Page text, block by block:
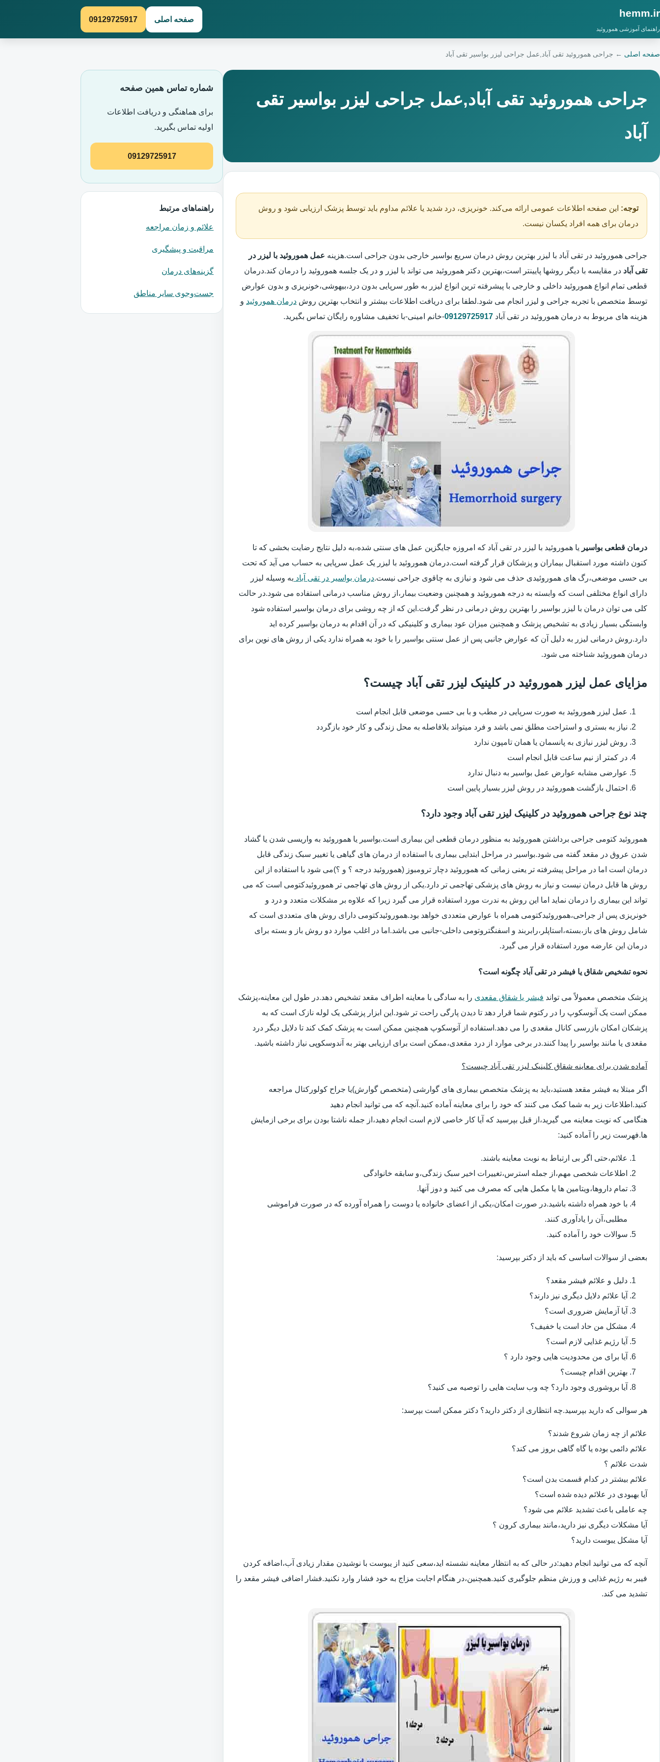
hemm.ir
راهنمای آموزشی هموروئید
صفحه اصلی 09129725917
صفحه اصلی ← جراحی هموروئید تقی آباد,عمل جراحی لیزر بواسیر تقی آباد
جراحی هموروئید تقی آباد,عمل جراحی لیزر بواسیر تقی
آباد
توجه: این صفحه اطلاعات عمومی ارائه می‌کند. خونریزی، درد شدید یا علائم مداوم باید توسط پزشک ارزیابی شود و روش
درمان برای همه افراد یکسان نیست.
جراحی هموروئید در تقی آباد با لیزر بهترین روش درمان سریع بواسیر خارجی بدون جراحی است.هزینه عمل هموروئید با لیزر در
تقی آباد در مقایسه با دیگر روشها پایینتر است،بهترین دکتر هموروئید می تواند با لیزر و در یک جلسه هموروئید را درمان کند.درمان
قطعی تمام انواع هموروئید داخلی و خارجی با پیشرفته ترین انواع لیزر به طور سرپایی بدون درد،بیهوشی،خونریزی و بدون عوارض
توسط متخصص با تجربه جراحی و لیزر انجام می شود.لطفا برای دریافت اطلاعات بیشتر و انتخاب بهترین روش درمان هموروئید و
هزینه های مربوط به درمان هموروئید در تقی آباد 09129725917-خانم امینی-با تخفیف مشاوره رایگان تماس بگیرید.
درمان قطعی بواسیر یا هموروئید با لیزر در تقی آباد که امروزه جایگزین عمل های سنتی شده،به دلیل نتایج رضایت بخشی که تا
کنون داشته مورد استقبال بیماران و پزشکان قرار گرفته است.درمان هموروئید با لیزر یک عمل سرپایی به حساب می آید که تحت
بی حسی موضعی،رگ های هموروئیدی حذف می شود و نیازی به چاقوی جراحی نیست.درمان بواسیر در تقی آباد به وسیله لیزر
دارای انواع مختلفی است که وابسته به درجه هموروئید و همچنین وضعیت بیمار،از روش مناسب درمانی استفاده می شود.در حالت
کلی می توان درمان با لیزر بواسیر را بهترین روش درمانی در نظر گرفت.این که از چه روشی برای درمان بواسیر استفاده شود
وابستگی بسیار زیادی به تشخیص پزشک و همچنین میزان عود بیماری و کلینیکی که در آن اقدام به درمان بواسیر کرده اید
دارد.روش درمانی لیزر به دلیل آن که عوارض جانبی پس از عمل سنتی بواسیر را با خود به همراه ندارد یکی از روش های نوین برای
درمان هموروئید شناخته می شود.
مزایای عمل لیزر هموروئید در کلینیک لیزر تقی آباد چیست؟
عمل لیزر هموروئید به صورت سرپایی در مطب و با بی حسی موضعی قابل انجام است
نیاز به بستری و استراحت مطلق نمی باشد و فرد میتواند بلافاصله به محل زندگی و کار خود بازگردد
روش لیزر نیازی به پانسمان یا همان تامپون ندارد
در کمتر از نیم ساعت قابل انجام است
عوارضی مشابه عوارض عمل بواسیر به دنبال ندارد
احتمال بازگشت هموروئید در روش لیزر بسیار پایین است
چند نوع جراحی هموروئید در کلینیک لیزر تقی آباد وجود دارد؟
هموروئید کتومی جراحی برداشتن هموروئید به منظور درمان قطعی این بیماری است.بواسیر یا هموروئید به واریسی شدن یا گشاد
شدن عروق در مقعد گفته می شود.بواسیر در مراحل ابتدایی بیماری با استفاده از درمان های گیاهی یا تغییر سبک زندگی قابل
درمان است اما در مراحل پیشرفته تر یعنی زمانی که هموروئید دچار ترومبوز (هموروئید درجه ؟ و ؟)می شود با استفاده از این
روش ها قابل درمان نیست و نیاز به روش های پزشکی تهاجمی تر دارد.یکی از روش های تهاجمی تر هموروئیدکتومی است که می
تواند این بیماری را درمان نماید اما این روش به ندرت مورد استفاده قرار می گیرد زیرا که علاوه بر مشکلات متعدد و درد و
خونریزی پس از جراحی،هموروئیدکتومی همراه با عوارض متعددی خواهد بود.هموروئیدکتومی دارای روش های متعددی است که
شامل روش های باز،بسته،استاپلر،رابربند و اسفنگتروتومی داخلی-جانبی می باشد.اما در اغلب موارد دو روش باز و بسته برای
درمان این عارضه مورد استفاده قرار می گیرد.
نحوه تشخیص شقاق یا فیشر در تقی آباد چگونه است؟
پزشک متخصص معمولاً می تواند فیشر یا شقاق مقعدی را به سادگی با معاینه اطراف مقعد تشخیص دهد.در طول این معاینه،پزشک
ممکن است یک آنوسکوپ را در رکتوم شما قرار دهد تا دیدن پارگی راحت تر شود.این ابزار پزشکی یک لوله نازک است که به
پزشکان امکان بازرسی کانال مقعدی را می دهد.استفاده از آنوسکوپ همچنین ممکن است به پزشک کمک کند تا دلایل دیگر درد
مقعدی یا مانند بواسیر را پیدا کنند.در برخی موارد از درد مقعدی،ممکن است برای ارزیابی بهتر به آندوسکوپی نیاز داشته باشید.
آماده شدن برای معاینه شقاق کلینیک لیزر تقی آباد چیست؟
اگر مبتلا به فیشر مقعد هستید،باید به پزشک متخصص بیماری های گوارشی (متخصص گوارش)یا جراح کولورکتال مراجعه
کنید.اطلاعات زیر به شما کمک می کنند که خود را برای معاینه آماده کنید.آنچه که می توانید انجام دهید
هنگامی که نوبت معاینه می گیرید،از قبل بپرسید که آیا کار خاصی لازم است انجام دهید،از جمله ناشتا بودن برای برخی ازمایش
ها.فهرست زیر را آماده کنید:
علائم،حتی اگر بی ارتباط به نوبت معاینه باشند.
اطلاعات شخصی مهم،از جمله استرس،تغییرات اخیر سبک زندگی،و سابقه خانوادگی
تمام داروها،ویتامین ها یا مکمل هایی که مصرف می کنید و دوز آنها.
با خود همراه داشته باشید.در صورت امکان،یکی از اعضای خانواده یا دوست را همراه آورده که در صورت فراموشی
مطلبی،آن را یادآوری کنند.
سوالات خود را آماده کنید.
بعضی از سوالات اساسی که باید از دکتر بپرسید:
دلیل و علائم فیشر مقعد؟
آیا علائم دلایل دیگری نیز دارند؟
آیا آزمایش ضروری است؟
مشکل من حاد است یا خفیف؟
آیا رژیم غذایی لازم است؟
آیا برای من محدودیت هایی وجود دارد ؟
بهترین اقدام چیست؟
آیا بروشوری وجود دارد؟ چه وب سایت هایی را توصیه می کنید؟
هر سوالی که دارید بپرسید.چه انتظاری از دکتر دارید؟ دکتر ممکن است بپرسد:
علائم از چه زمان شروع شدند؟
علائم دائمی بوده یا گاه گاهی بروز می کند؟
شدت علائم ؟
علائم بیشتر در کدام قسمت بدن است؟
آیا بهبودی در علائم دیده شده است؟
چه عاملی باعث تشدید علائم می شود؟
آیا مشکلات دیگری نیز دارید،مانند بیماری کرون ؟
آیا مشکل یبوست دارید؟
آنچه که می توانید انجام دهید:در حالی که به انتظار معاینه نشسته اید،سعی کنید از یبوست با نوشیدن مقدار زیادی آب،اضافه کردن
فیبر به رژیم غذایی و ورزش منظم جلوگیری کنید.همچنین،در هنگام اجابت مزاج به خود فشار وارد نکنید.فشار اضافی فیشر مقعد را
تشدید می کند.
شماره تماس همین صفحه
برای هماهنگی و دریافت اطلاعات
اولیه تماس بگیرید.
09129725917
راهنماهای مرتبط
علائم و زمان مراجعه
مراقبت و پیشگیری
گزینه‌های درمان
جست‌وجوی سایر مناطق